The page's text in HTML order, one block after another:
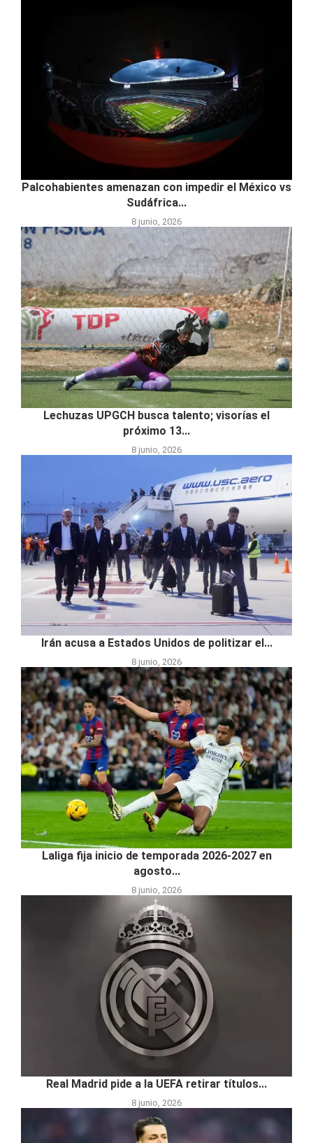
Palcohabientes amenazan con impedir el México vs
Sudáfrica...
8 junio, 2026
Lechuzas UPGCH busca talento; visorías el
próximo 13...
8 junio, 2026
Irán acusa a Estados Unidos de politizar el...
8 junio, 2026
Laliga fija inicio de temporada 2026-2027 en
agosto...
8 junio, 2026
Real Madrid pide a la UEFA retirar títulos...
8 junio, 2026